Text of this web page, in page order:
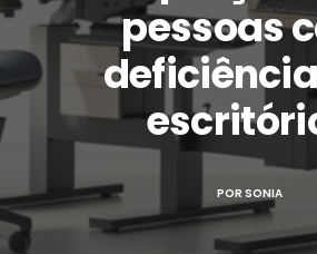
pessoas
POR SONIA